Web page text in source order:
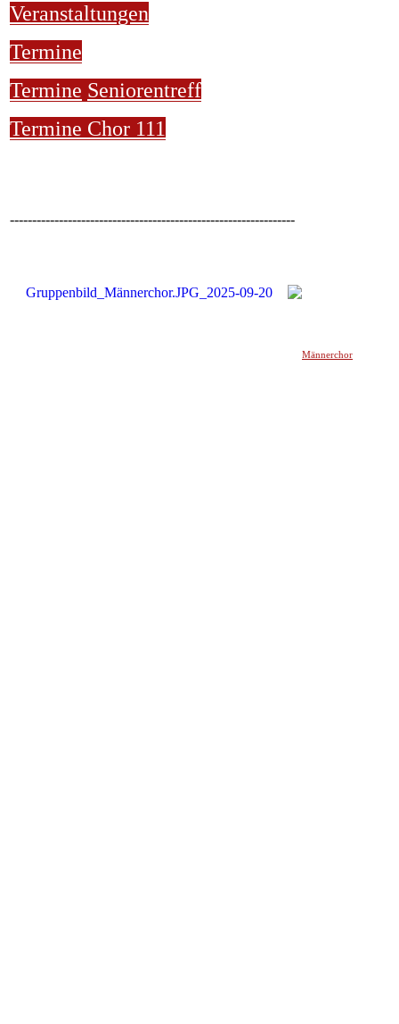
Veranstaltungen
Termine
Termine Seniorentreff
Termine Chor 111
----------------------------------------------------------------
Männerchor